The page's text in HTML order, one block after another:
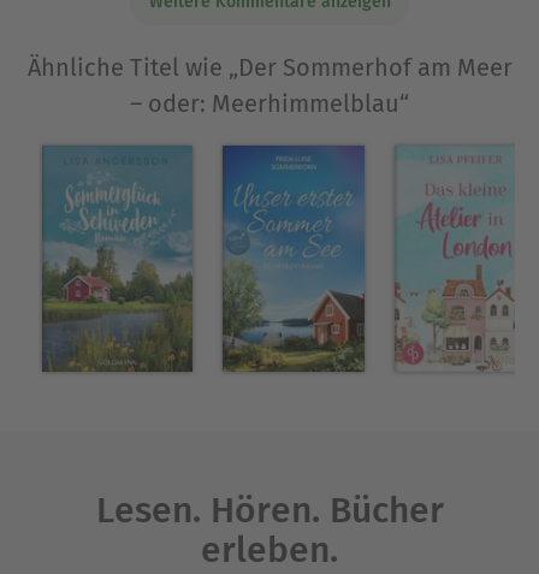
Meer – oder: Meerhimmelblau« und »Drei
Winterfreundinnen«.
Ausblenden
Ähnliche Titel wie „Der Sommerhof am Meer
– oder: Meerhimmelblau“
Lesen. Hören. Bücher
erleben.